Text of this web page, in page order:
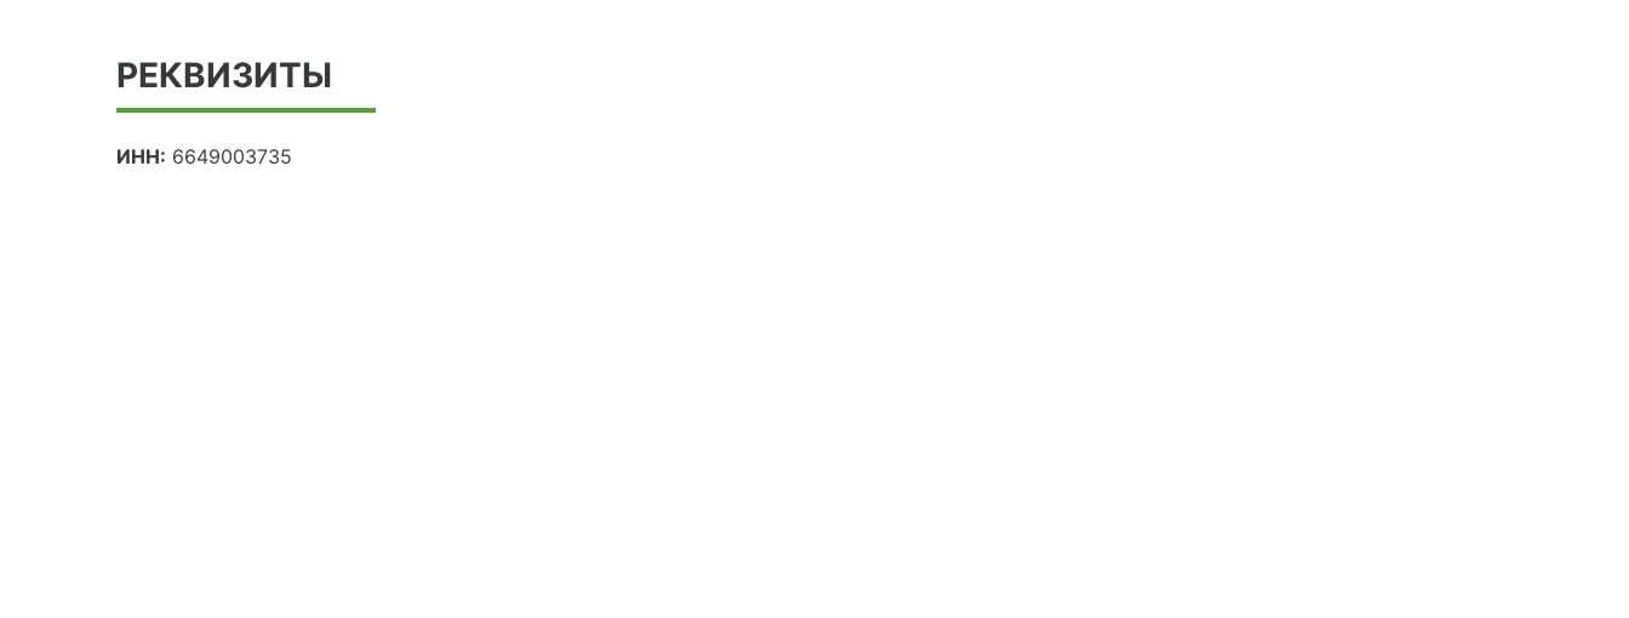
РЕКВИЗИТЫ
ИНН: 6649003735